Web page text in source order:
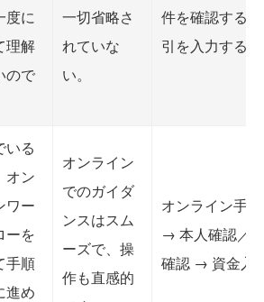
度に
理解
ので
一切省略さ
れていな
い。
件を確認する
引を入力する。
いる
オン
ワー
ーを
手順
進め
オンライン
でのガイダ
ンスはスム
ーズで、操
作も直感的
オンライン手
→ 本人確認／
確認 → 資金入